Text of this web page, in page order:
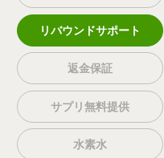
リバウンドサポート
返金保証
サプリ無料提供
水素水